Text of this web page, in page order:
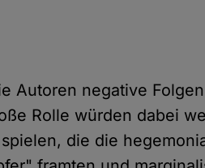
Autoren negative
Rolle würden dabei
die die